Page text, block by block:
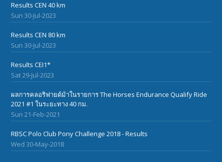
Results CEN 40 km
Sun 30-Jul-2023
Results CEN 80 km
Sun 30-Jul-2023
Results CEI1*
Sat 29-Jul-2023
ผลการคลอริฟายด์ม้าในรายการ The Horses Endurance Qualify Ride
2021 #1 ในระยะทาง 40 กม.
Sun 21-Feb-2021
RBSC Polo Club Pony Challenge 2018 - Results
Wed 30-May-2018